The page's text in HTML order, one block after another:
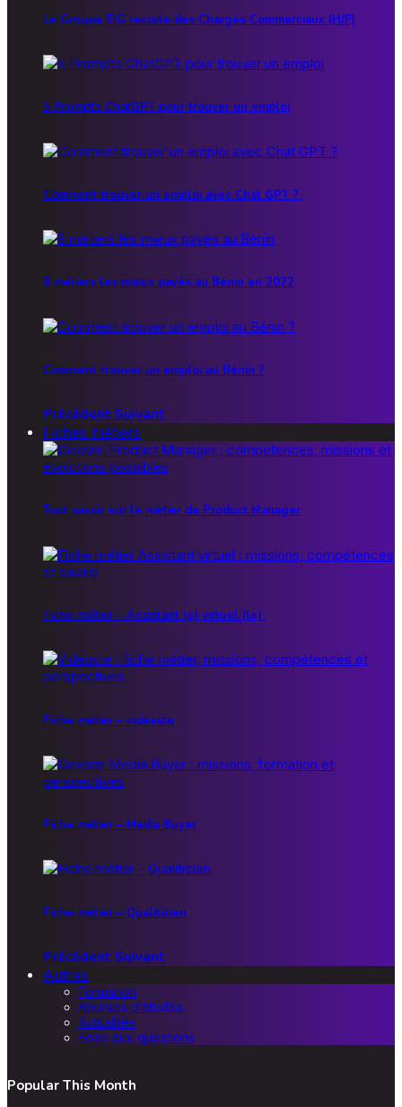
Le Groupe EIG recrute des Chargés Commerciaux (H/F)
5 Prompts ChatGPT pour trouver un emploi
Comment trouver un emploi avec Chat GPT ?
8 métiers les mieux payés au Bénin en 2022
Comment trouver un emploi au Bénin ?
Précédent Suivant
Fiches métiers
Tout savoir sur le métier de Product Manager
Fiche métier – Assistant (e) virtuel (le)
Fiche métier – vidéaste
Fiche métier – Media Buyer
Fiche métier – Qualiticien
Précédent Suivant
Autres
Formation
Bourses d’études
Actualités
Foire aux questions
Popular This Month